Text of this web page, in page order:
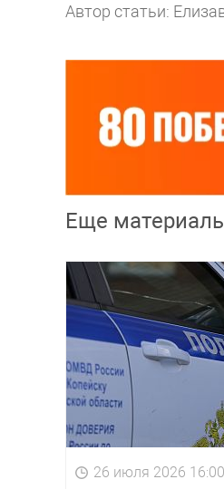
Автор статьи:
Еще
26 июля 2026 16:00